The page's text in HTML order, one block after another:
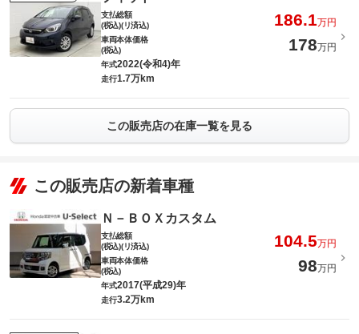
支払総額
(税込)(リ済込)
186.1万円
車両本体価格
(税込)
178万円
年式2022(令和4)年
走行1.7万km
この販売店の在庫一覧を見る
この販売店の新着車種
Ｎ－ＢＯＸカスタム
支払総額
(税込)(リ済込)
104.5万円
車両本体価格
(税込)
98万円
年式2017(平成29)年
走行3.2万km